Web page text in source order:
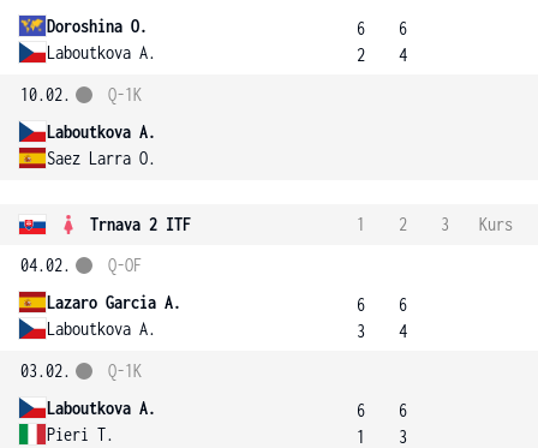
Doroshina O.
Laboutkova A.
6
2
6
4
10.02.
Laboutkova A.
Saez Larra O.
Q-1K
Trnava 2 ITF 1 2 3
Kurs
04.02.
Lazaro Garcia A.
Laboutkova A.
Q-OF
6
3
6
4
03.02.
Laboutkova A.
Pieri T.
Q-1K
6
1
6
3